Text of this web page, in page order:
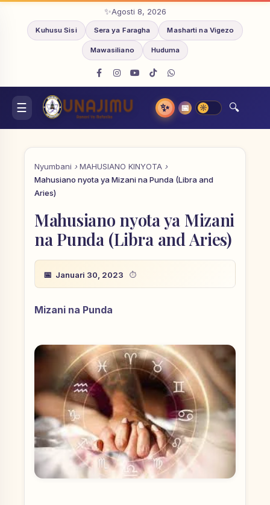
Agosti 8, 2026
Kuhusu Sisi Sera ya Faragha Masharti na Vigezo
Mawasiliano Huduma
✨ 📅
Nyumbani
MAHUSIANO KINYOTA
Mahusiano nyota ya Mizani na Punda (Libra and
Aries)
Mahusiano nyota ya Mizani
na Punda (Libra and Aries)
Januari 30, 2023
Mizani na Punda